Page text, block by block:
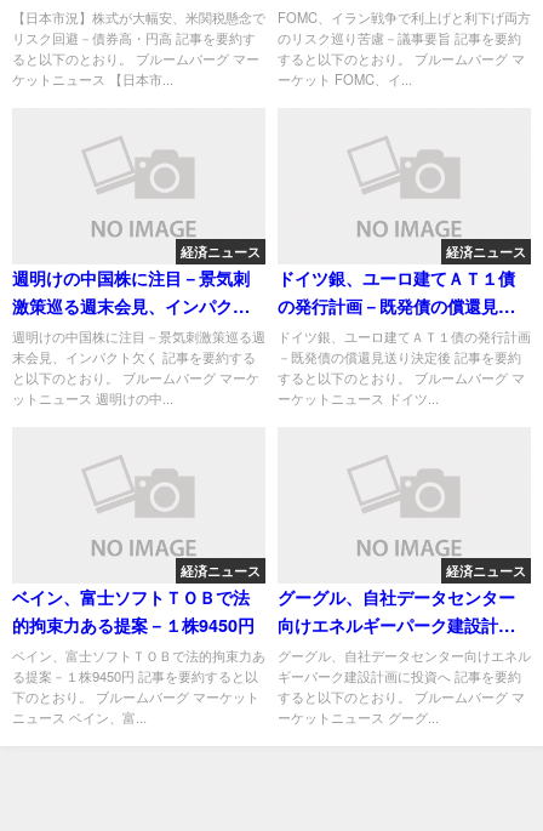
高・円高
【日本市況】株式が大幅安、米関税懸念で
リスク回避－債券高・円高 記事を要約す
ると以下のとおり。 ブルームバーグ マー
ケットニュース 【日本市...
議事要旨
FOMC、イラン戦争で利上げと利下げ両方
のリスク巡り苦慮－議事要旨 記事を要約
すると以下のとおり。 ブルームバーグ マ
ーケット FOMC、イ...
経済ニュース
週明けの中国株に注目－景気刺
激策巡る週末会見、インパクト
欠く
週明けの中国株に注目－景気刺激策巡る週
末会見、インパクト欠く 記事を要約する
と以下のとおり。 ブルームバーグ マーケ
ットニュース 週明けの中...
経済ニュース
ドイツ銀、ユーロ建てＡＴ１債
の発行計画－既発債の償還見送
り決定後
ドイツ銀、ユーロ建てＡＴ１債の発行計画
－既発債の償還見送り決定後 記事を要約
すると以下のとおり。 ブルームバーグ マ
ーケットニュース ドイツ...
経済ニュース
ベイン、富士ソフトＴＯＢで法
的拘束力ある提案－１株9450円
ベイン、富士ソフトＴＯＢで法的拘束力あ
る提案－１株9450円 記事を要約すると以
下のとおり。 ブルームバーグ マーケット
ニュース ベイン、富...
経済ニュース
グーグル、自社データセンター
向けエネルギーパーク建設計画
に投資へ
グーグル、自社データセンター向けエネル
ギーパーク建設計画に投資へ 記事を要約
すると以下のとおり。 ブルームバーグ マ
ーケットニュース グーグ...